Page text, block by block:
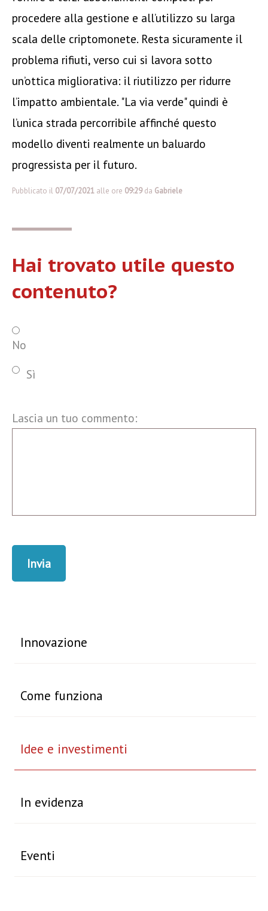
procedere alla gestione e all’utilizzo su larga
scala delle criptomonete. Resta sicuramente il
problema rifiuti, verso cui si lavora sotto
un’ottica migliorativa: il riutilizzo per ridurre
l’impatto ambientale. "La via verde" quindi è
l’unica strada percorribile affinché questo
modello diventi realmente un baluardo
progressista per il futuro.
Pubblicato il 07/07/2021 alle ore 09:29 da Gabriele
Hai trovato utile questo
contenuto?
No
Sì
Lascia un tuo commento:
Innovazione
Come funziona
Idee e investimenti
In evidenza
Eventi